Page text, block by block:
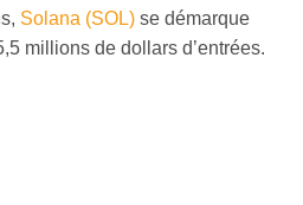
Solana (SOL) se démarque
millions de dollars d’entrées.